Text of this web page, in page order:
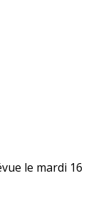
le mardi 16